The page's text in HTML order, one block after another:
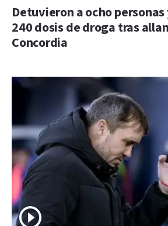
Detuvieron a ocho
240 dosis de droga tras
Concordia